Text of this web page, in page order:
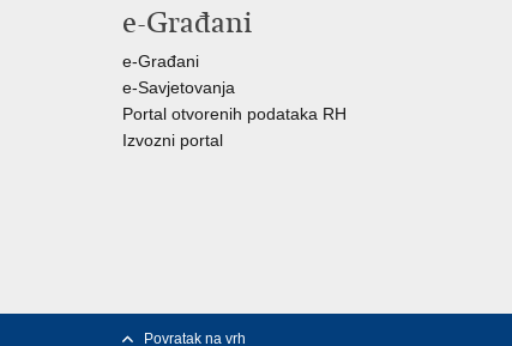
e-Građani
e-Građani
e-Savjetovanja
Portal otvorenih podataka RH
Izvozni portal
Povratak na vrh